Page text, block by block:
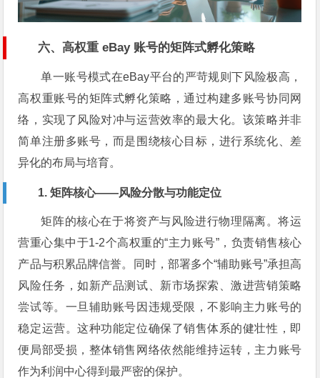
六、高权重 eBay 账号的矩阵式孵化策略
单一账号模式在eBay平台的严苛规则下风险极高，
高权重账号的矩阵式孵化策略，通过构建多账号协同网
络，实现了风险对冲与运营效率的最大化。该策略并非
简单注册多账号，而是围绕核心目标，进行系统化、差
异化的布局与培育。
1. 矩阵核心——风险分散与功能定位
矩阵的核心在于将资产与风险进行物理隔离。将运
营重心集中于1-2个高权重的“主力账号”，负责销售核心
产品与积累品牌信誉。同时，部署多个“辅助账号”承担高
风险任务，如新产品测试、新市场探索、激进营销策略
尝试等。一旦辅助账号因违规受限，不影响主力账号的
稳定运营。这种功能定位确保了销售体系的健壮性，即
便局部受损，整体销售网络依然能维持运转，主力账号
作为利润中心得到最严密的保护。